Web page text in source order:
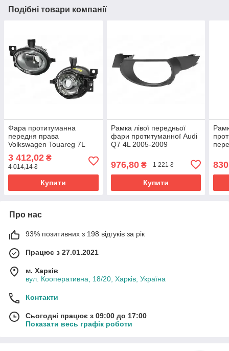
Подібні товари компанії
Фара протитуманна
передня права
Volkswagen Touareg 7L
3 412,02 ₴
4 014,14 ₴
Купити
Рамка лівої передньої
фари протитуманної Audi
Q7 4L 2005-2009
976,80₴ 1 221 ₴
Купити
Про нас
93% позитивних з 198 відгуків за рік
Працює з 27.01.2021
м. Харків
вул. Кооперативна, 18/20, Харків, Україна
Контакти
Сьогодні працює з 09:00 до 17:00
Показати весь графік роботи